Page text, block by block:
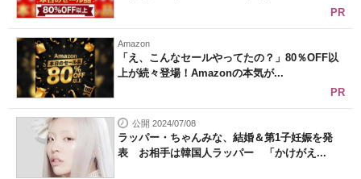
PR
Amazon
「え、こんなセールやってたの？」80％OFF以
上が続々登場！Amazonの本気が...
PR
公開 2024/07/08
ラッパー・ちゃんみな、結婚＆第1子妊娠を発
表 お相手は韓国人ラッパー 「かけがえ...